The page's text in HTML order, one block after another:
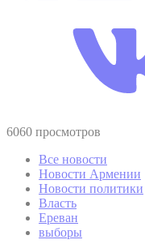
6060 просмотров
Все новости
Новости Армении
Новости политики
Власть
Ереван
выборы